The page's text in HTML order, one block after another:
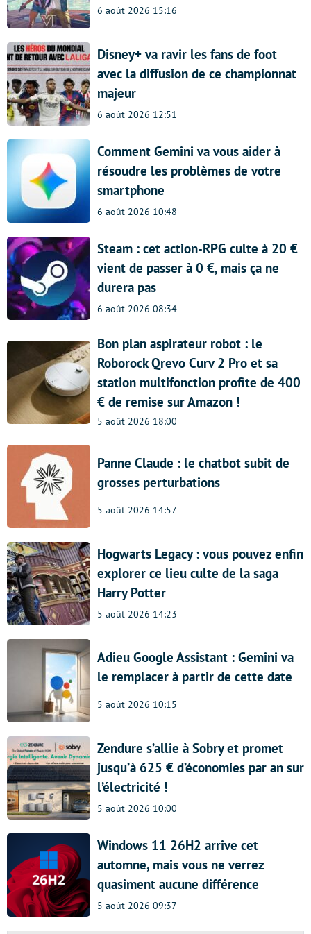
6 août 2026 15:16
Disney+ va ravir les fans de foot
avec la diffusion de ce championnat
majeur
6 août 2026 12:51
Comment Gemini va vous aider à
résoudre les problèmes de votre
smartphone
6 août 2026 10:48
Steam : cet action-RPG culte à 20 €
vient de passer à 0 €, mais ça ne
durera pas
6 août 2026 08:34
Bon plan aspirateur robot : le
Roborock Qrevo Curv 2 Pro et sa
station multifonction profite de 400
€ de remise sur Amazon !
5 août 2026 18:00
Panne Claude : le chatbot subit de
grosses perturbations
5 août 2026 14:57
Hogwarts Legacy : vous pouvez enfin
explorer ce lieu culte de la saga
Harry Potter
5 août 2026 14:23
Adieu Google Assistant : Gemini va
le remplacer à partir de cette date
5 août 2026 10:15
Zendure s’allie à Sobry et promet
jusqu’à 625 € d’économies par an sur
l’électricité !
5 août 2026 10:00
Windows 11 26H2 arrive cet
automne, mais vous ne verrez
quasiment aucune différence
5 août 2026 09:37